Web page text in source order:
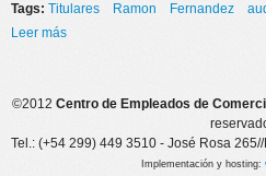
Tags: Titulares Ramon Fernandez
Leer más
©2012 Centro de Empleados de
Tel.: (+54 299) 449 3510 - José Rosa
Implementación y hosting: